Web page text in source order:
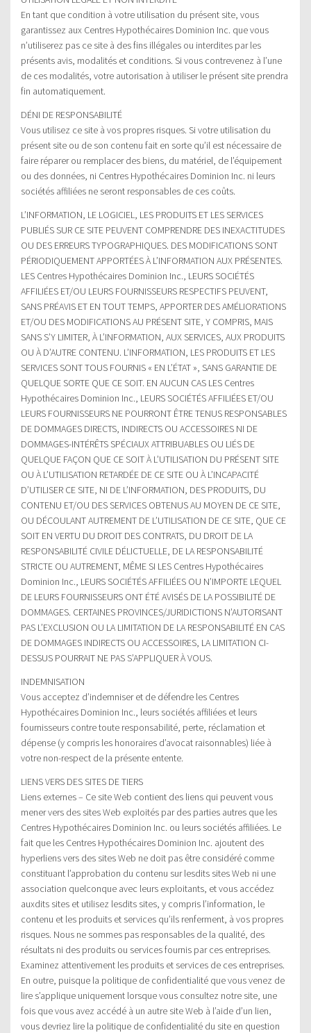
En tant que condition à votre utilisation du présent site, vous
garantissez aux Centres Hypothécaires Dominion Inc. que vous
n’utiliserez pas ce site à des fins illégales ou interdites par les
présents avis, modalités et conditions. Si vous contrevenez à l’une
de ces modalités, votre autorisation à utiliser le présent site prendra
fin automatiquement.
DÉNI DE RESPONSABILITÉ
Vous utilisez ce site à vos propres risques. Si votre utilisation du
présent site ou de son contenu fait en sorte qu’il est nécessaire de
faire réparer ou remplacer des biens, du matériel, de l’équipement
ou des données, ni Centres Hypothécaires Dominion Inc. ni leurs
sociétés affiliées ne seront responsables de ces coûts.
L’INFORMATION, LE LOGICIEL, LES PRODUITS ET LES SERVICES
PUBLIÉS SUR CE SITE PEUVENT COMPRENDRE DES INEXACTITUDES
OU DES ERREURS TYPOGRAPHIQUES. DES MODIFICATIONS SONT
PÉRIODIQUEMENT APPORTÉES À L’INFORMATION AUX PRÉSENTES.
LES Centres Hypothécaires Dominion Inc., LEURS SOCIÉTÉS
AFFILIÉES ET/OU LEURS FOURNISSEURS RESPECTIFS PEUVENT,
SANS PRÉAVIS ET EN TOUT TEMPS, APPORTER DES AMÉLIORATIONS
ET/OU DES MODIFICATIONS AU PRÉSENT SITE, Y COMPRIS, MAIS
SANS S’Y LIMITER, À L’INFORMATION, AUX SERVICES, AUX PRODUITS
OU À D’AUTRE CONTENU. L’INFORMATION, LES PRODUITS ET LES
SERVICES SONT TOUS FOURNIS « EN L’ÉTAT », SANS GARANTIE DE
QUELQUE SORTE QUE CE SOIT. EN AUCUN CAS LES Centres
Hypothécaires Dominion Inc., LEURS SOCIÉTÉS AFFILIÉES ET/OU
LEURS FOURNISSEURS NE POURRONT ÊTRE TENUS RESPONSABLES
DE DOMMAGES DIRECTS, INDIRECTS OU ACCESSOIRES NI DE
DOMMAGES-INTÉRÊTS SPÉCIAUX ATTRIBUABLES OU LIÉS DE
QUELQUE FAÇON QUE CE SOIT À L’UTILISATION DU PRÉSENT SITE
OU À L’UTILISATION RETARDÉE DE CE SITE OU À L’INCAPACITÉ
D’UTILISER CE SITE, NI DE L’INFORMATION, DES PRODUITS, DU
CONTENU ET/OU DES SERVICES OBTENUS AU MOYEN DE CE SITE,
OU DÉCOULANT AUTREMENT DE L’UTILISATION DE CE SITE, QUE CE
SOIT EN VERTU DU DROIT DES CONTRATS, DU DROIT DE LA
RESPONSABILITÉ CIVILE DÉLICTUELLE, DE LA RESPONSABILITÉ
STRICTE OU AUTREMENT, MÊME SI LES Centres Hypothécaires
Dominion Inc., LEURS SOCIÉTÉS AFFILIÉES OU N’IMPORTE LEQUEL
DE LEURS FOURNISSEURS ONT ÉTÉ AVISÉS DE LA POSSIBILITÉ DE
DOMMAGES. CERTAINES PROVINCES/JURIDICTIONS N’AUTORISANT
PAS L’EXCLUSION OU LA LIMITATION DE LA RESPONSABILITÉ EN CAS
DE DOMMAGES INDIRECTS OU ACCESSOIRES, LA LIMITATION CI-
DESSUS POURRAIT NE PAS S’APPLIQUER À VOUS.
INDEMNISATION
Vous acceptez d’indemniser et de défendre les Centres
Hypothécaires Dominion Inc., leurs sociétés affiliées et leurs
fournisseurs contre toute responsabilité, perte, réclamation et
dépense (y compris les honoraires d’avocat raisonnables) liée à
votre non-respect de la présente entente.
LIENS VERS DES SITES DE TIERS
Liens externes – Ce site Web contient des liens qui peuvent vous
mener vers des sites Web exploités par des parties autres que les
Centres Hypothécaires Dominion Inc. ou leurs sociétés affiliées. Le
fait que les Centres Hypothécaires Dominion Inc. ajoutent des
hyperliens vers des sites Web ne doit pas être considéré comme
constituant l’approbation du contenu sur lesdits sites Web ni une
association quelconque avec leurs exploitants, et vous accédez
auxdits sites et utilisez lesdits sites, y compris l’information, le
contenu et les produits et services qu’ils renferment, à vos propres
risques. Nous ne sommes pas responsables de la qualité, des
résultats ni des produits ou services fournis par ces entreprises.
Examinez attentivement les produits et services de ces entreprises.
En outre, puisque la politique de confidentialité que vous venez de
lire s’applique uniquement lorsque vous consultez notre site, une
fois que vous avez accédé à un autre site Web à l’aide d’un lien,
vous devriez lire la politique de confidentialité du site en question